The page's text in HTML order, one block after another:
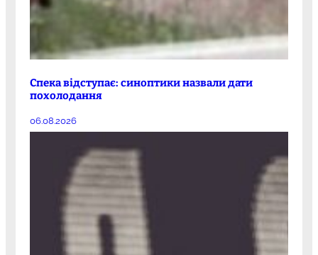
Спека відступає: синоптики назвали дати
похолодання
06.08.2026